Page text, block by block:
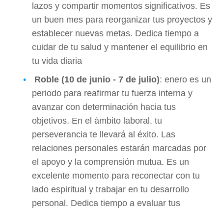
lazos y compartir momentos significativos. Es
un buen mes para reorganizar tus proyectos y
establecer nuevas metas. Dedica tiempo a
cuidar de tu salud y mantener el equilibrio en
tu vida diaria
Roble (10 de junio - 7 de julio): enero es un
periodo para reafirmar tu fuerza interna y
avanzar con determinación hacia tus
objetivos. En el ámbito laboral, tu
perseverancia te llevará al éxito. Las
relaciones personales estarán marcadas por
el apoyo y la comprensión mutua. Es un
excelente momento para reconectar con tu
lado espiritual y trabajar en tu desarrollo
personal. Dedica tiempo a evaluar tus